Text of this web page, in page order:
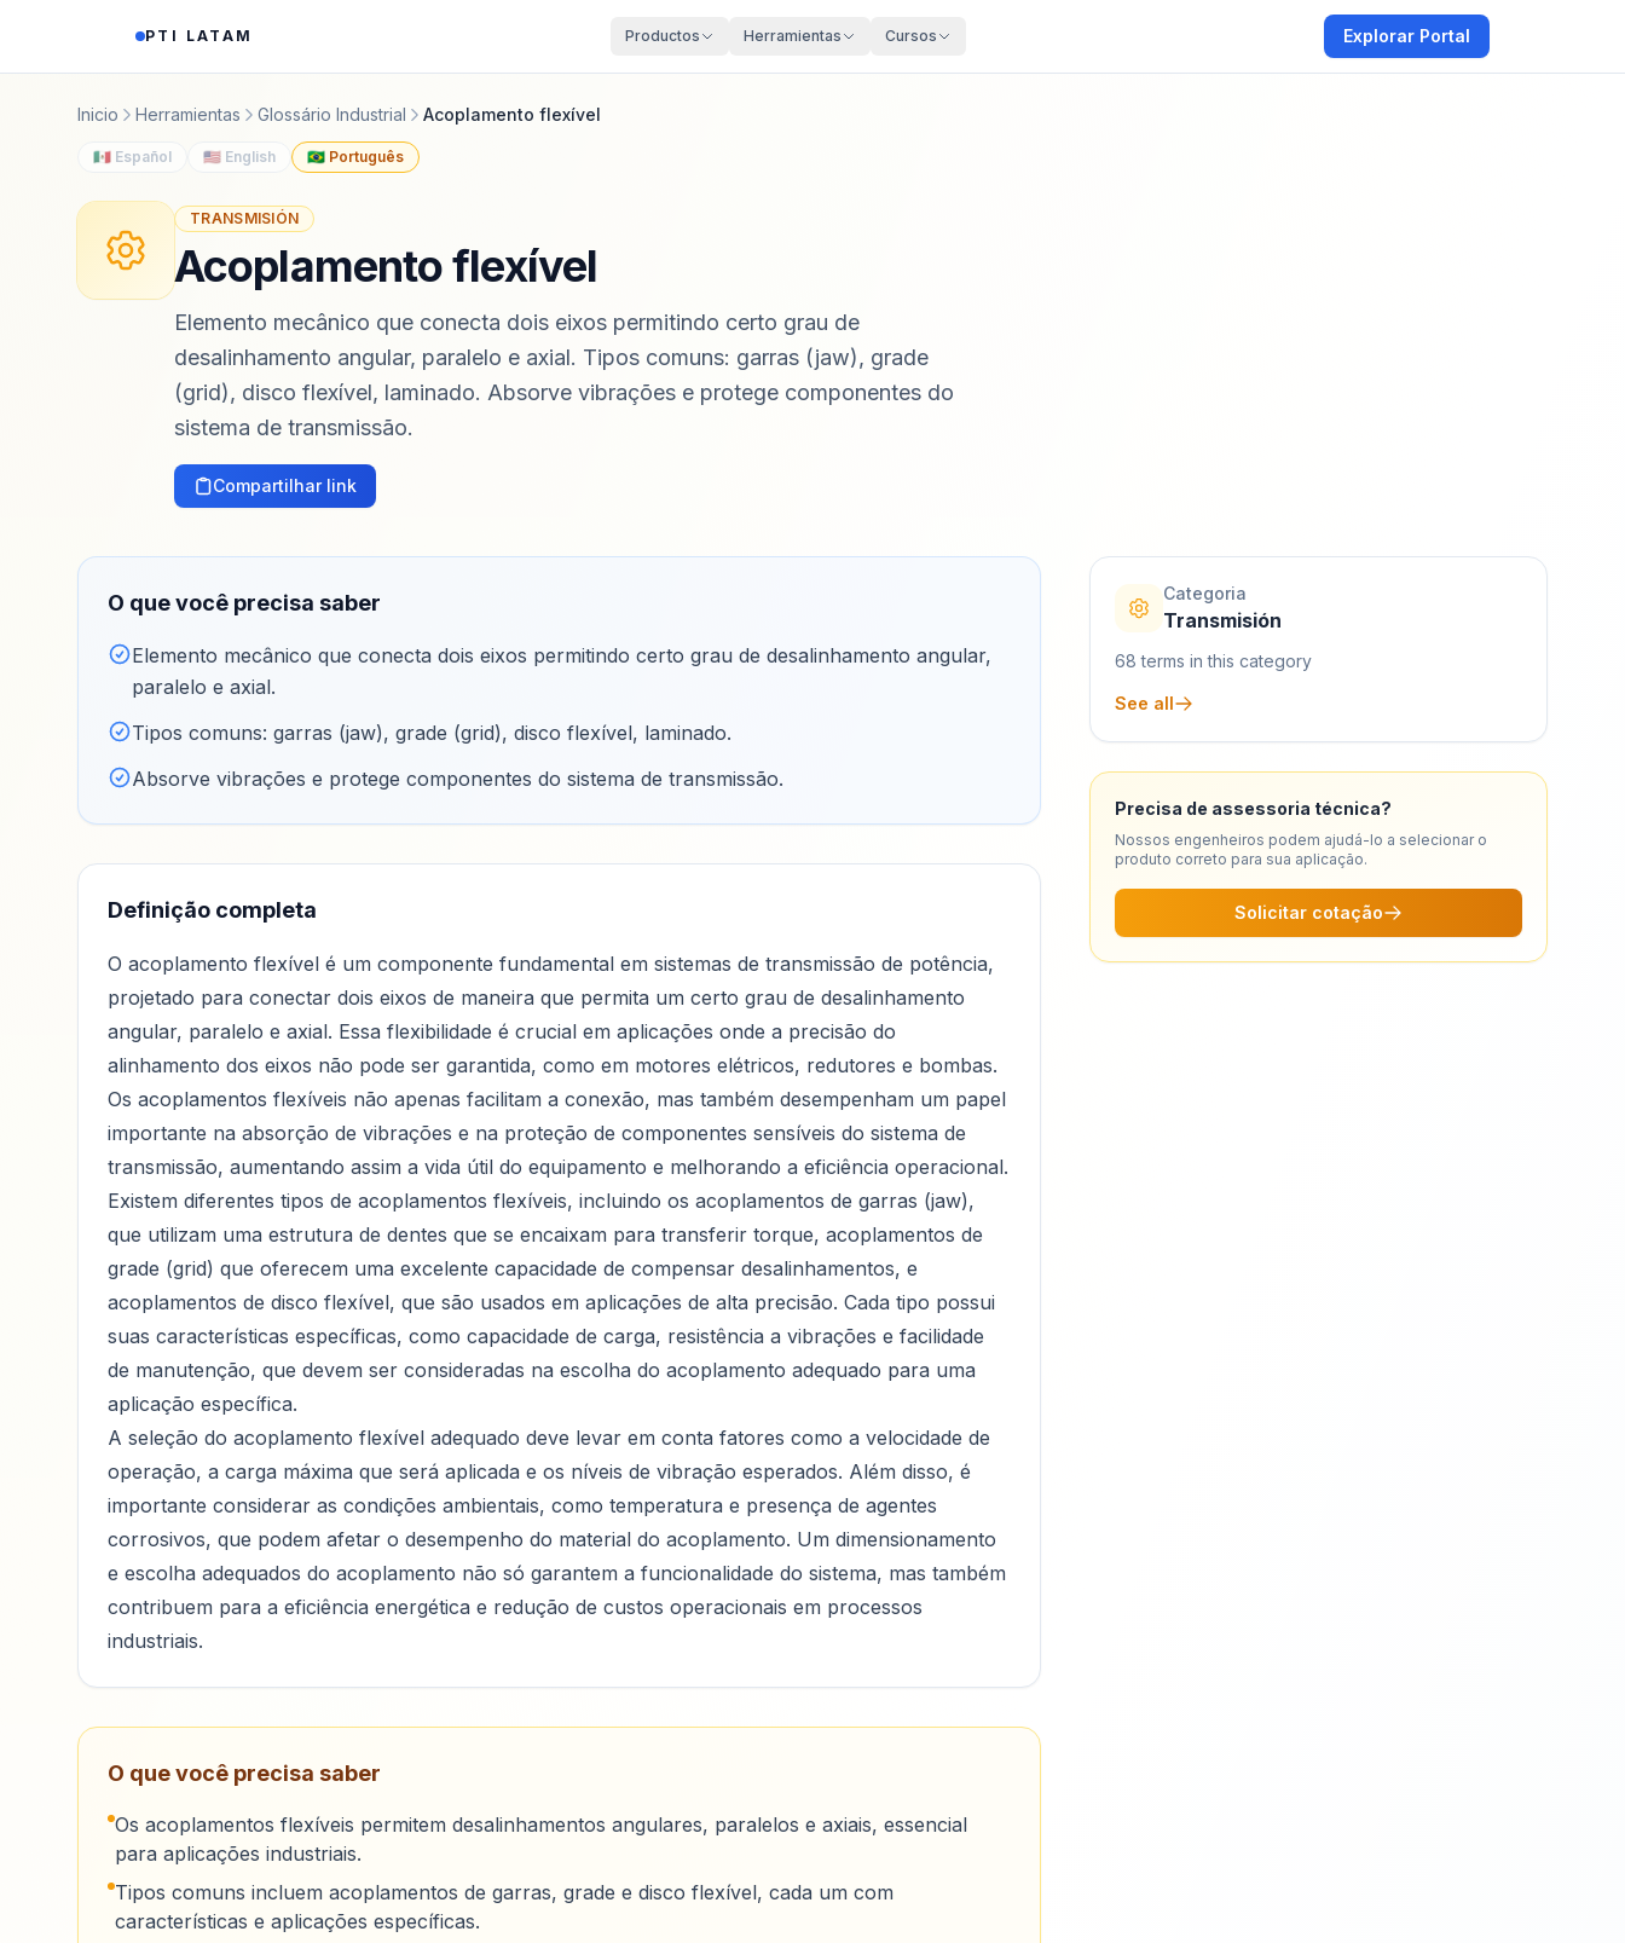
PTI LATAM Productos Herramientas Cursos Explorar Portal
Inicio Herramientas Glossário Industrial Acoplamento flexível
🇲🇽 Español 🇺🇸 English 🇧🇷 Português
TRANSMISIÓN
Acoplamento flexível
Elemento mecânico que conecta dois eixos permitindo certo grau de
desalinhamento angular, paralelo e axial. Tipos comuns: garras (jaw), grade
(grid), disco flexível, laminado. Absorve vibrações e protege componentes do
sistema de transmissão.
Compartilhar link
O que você precisa saber
Elemento mecânico que conecta dois eixos permitindo certo grau de desalinhamento angular,
paralelo e axial.
Tipos comuns: garras (jaw), grade (grid), disco flexível, laminado.
Absorve vibrações e protege componentes do sistema de transmissão.
Definição completa
O acoplamento flexível é um componente fundamental em sistemas de transmissão de potência,
projetado para conectar dois eixos de maneira que permita um certo grau de desalinhamento
angular, paralelo e axial. Essa flexibilidade é crucial em aplicações onde a precisão do
alinhamento dos eixos não pode ser garantida, como em motores elétricos, redutores e bombas.
Os acoplamentos flexíveis não apenas facilitam a conexão, mas também desempenham um papel
importante na absorção de vibrações e na proteção de componentes sensíveis do sistema de
transmissão, aumentando assim a vida útil do equipamento e melhorando a eficiência operacional.
Existem diferentes tipos de acoplamentos flexíveis, incluindo os acoplamentos de garras (jaw),
que utilizam uma estrutura de dentes que se encaixam para transferir torque, acoplamentos de
grade (grid) que oferecem uma excelente capacidade de compensar desalinhamentos, e
acoplamentos de disco flexível, que são usados em aplicações de alta precisão. Cada tipo possui
suas características específicas, como capacidade de carga, resistência a vibrações e facilidade
de manutenção, que devem ser consideradas na escolha do acoplamento adequado para uma
aplicação específica.
A seleção do acoplamento flexível adequado deve levar em conta fatores como a velocidade de
operação, a carga máxima que será aplicada e os níveis de vibração esperados. Além disso, é
importante considerar as condições ambientais, como temperatura e presença de agentes
corrosivos, que podem afetar o desempenho do material do acoplamento. Um dimensionamento
e escolha adequados do acoplamento não só garantem a funcionalidade do sistema, mas também
contribuem para a eficiência energética e redução de custos operacionais em processos
industriais.
O que você precisa saber
Os acoplamentos flexíveis permitem desalinhamentos angulares, paralelos e axiais, essencial
para aplicações industriais.
Tipos comuns incluem acoplamentos de garras, grade e disco flexível, cada um com
características e aplicações específicas.
Categoria
Transmisión
68 terms in this category
See all
Precisa de assessoria técnica?
Nossos engenheiros podem ajudá-lo a selecionar o
produto correto para sua aplicação.
Solicitar cotação